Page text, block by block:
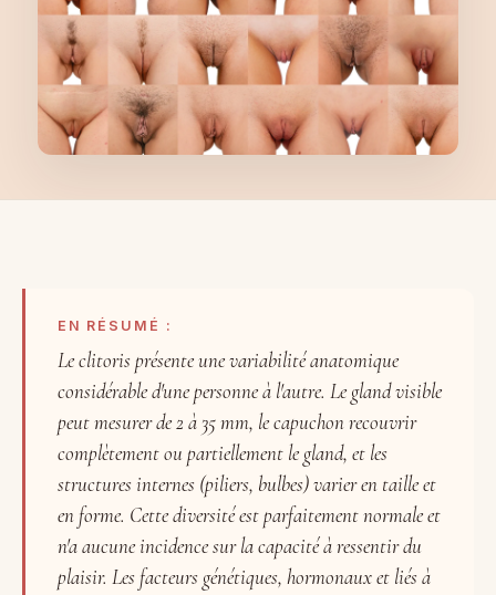
EN RÉSUMÉ :
Le clitoris présente une variabilité anatomique
considérable d'une personne à l'autre. Le gland visible
peut mesurer de 2 à 35 mm, le capuchon recouvrir
complètement ou partiellement le gland, et les
structures internes (piliers, bulbes) varier en taille et
en forme. Cette diversité est parfaitement normale et
n'a aucune incidence sur la capacité à ressentir du
plaisir. Les facteurs génétiques, hormonaux et liés à